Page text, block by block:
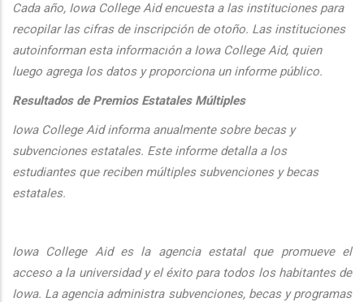
Cada año, Iowa College Aid encuesta a las instituciones para
recopilar las cifras de inscripción de otoño. Las instituciones
autoinforman esta información a Iowa College Aid, quien
luego agrega los datos y proporciona un informe público.
Resultados de Premios Estatales Múltiples
Iowa College Aid informa anualmente sobre becas y
subvenciones estatales. Este informe detalla a los
estudiantes que reciben múltiples subvenciones y becas
estatales.
Iowa College Aid es la agencia estatal que promueve el
acceso a la universidad y el éxito para todos los habitantes de
Iowa. La agencia administra subvenciones, becas y programas